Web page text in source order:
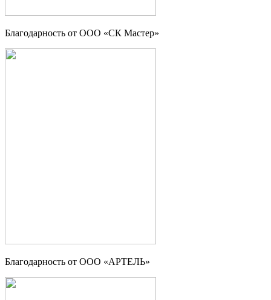
Благодарность от ООО «СК Мастер»
Благодарность от ООО «АРТЕЛЬ»